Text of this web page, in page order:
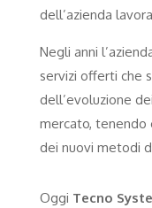
dell’azienda
Negli anni
servizi offerti che
dell’evoluzione
mercato, tenendo
dei nuovi metodi
Oggi Tecno